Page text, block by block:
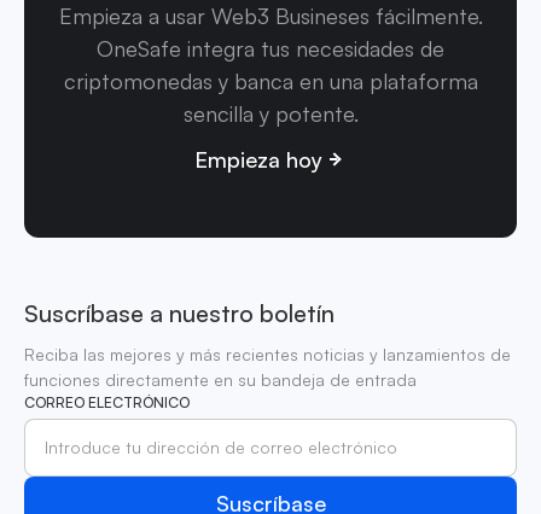
Empieza a usar Web3 Busineses fácilmente.
OneSafe integra tus necesidades de
criptomonedas y banca en una plataforma
sencilla y potente.
Empieza hoy
Suscríbase a nuestro boletín
Reciba las mejores y más recientes noticias y lanzamientos de
funciones directamente en su bandeja de entrada
CORREO ELECTRÓNICO